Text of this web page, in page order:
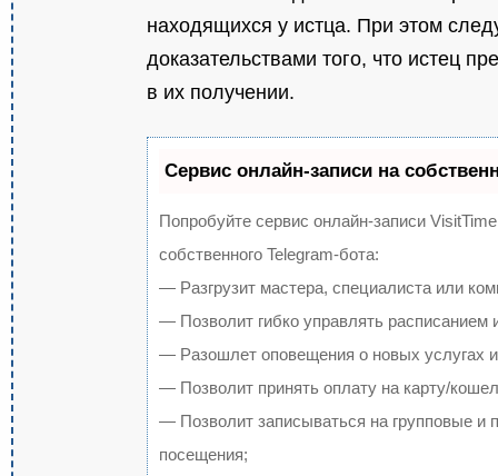
находящихся у истца. При этом
доказательствами того, что истец
в их получении.
Сервис онлайн-записи на
Попробуйте сервис онлайн-записи
собственного Telegram-бота:
— Разгрузит мастера, специалиста или
— Позволит гибко управлять расписанием
— Разошлет оповещения о новых услугах
— Позволит принять оплату на карту/
— Позволит записываться на групповые и
посещения;